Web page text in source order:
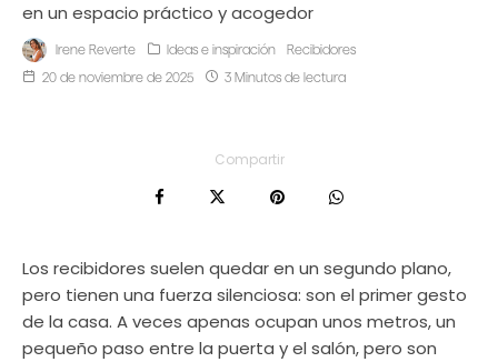
en un espacio práctico y acogedor
Irene Reverte Ideas e inspiración
Recibidores
20 de noviembre de 2025
3 Minutos de lectura
Compartir
Los recibidores suelen quedar en un segundo plano,
pero tienen una fuerza silenciosa: son el primer gesto
de la casa. A veces apenas ocupan unos metros, un
pequeño paso entre la puerta y el salón, pero son